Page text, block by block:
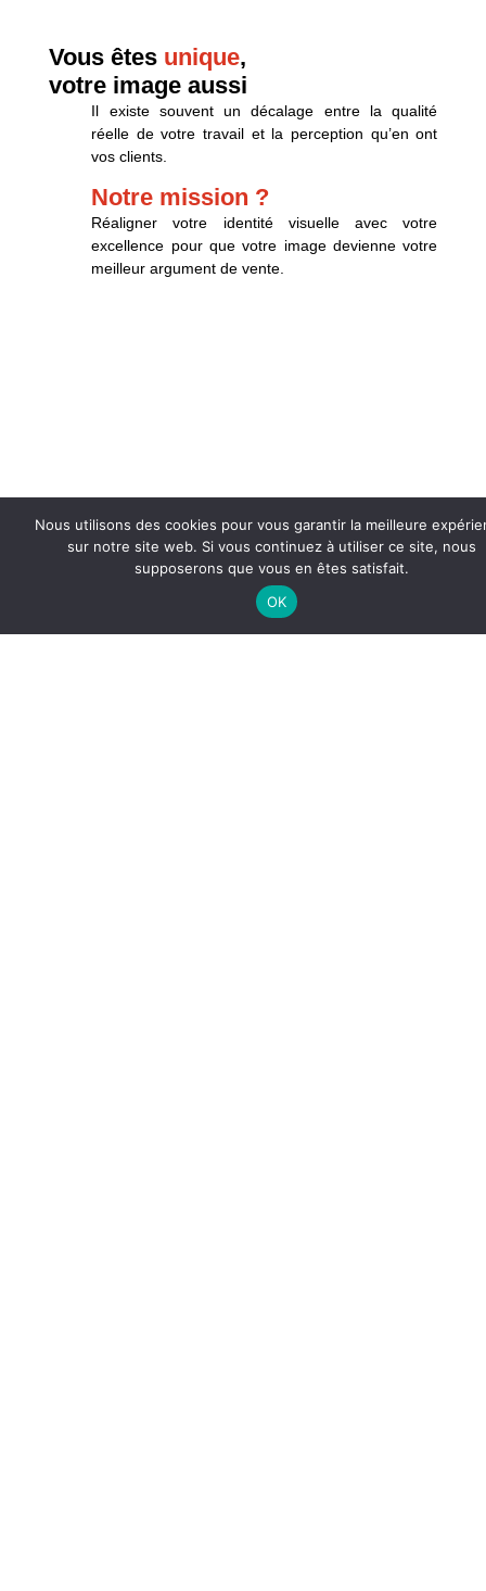
Vous êtes unique,
votre image aussi
Il existe souvent un décalage entre la qualité
réelle de votre travail et la perception qu’en ont
vos clients.
Notre mission ?
Réaligner votre identité visuelle avec votre
excellence pour que votre image devienne votre
meilleur argument de vente.
Nous utilisons des cookies pour vous garantir la meilleure
sur notre site web. Si vous continuez à utiliser ce site, nous
supposerons que vous en êtes satisfait.
OK